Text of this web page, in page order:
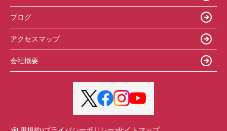
ブログ
アクセスマップ
会社概要